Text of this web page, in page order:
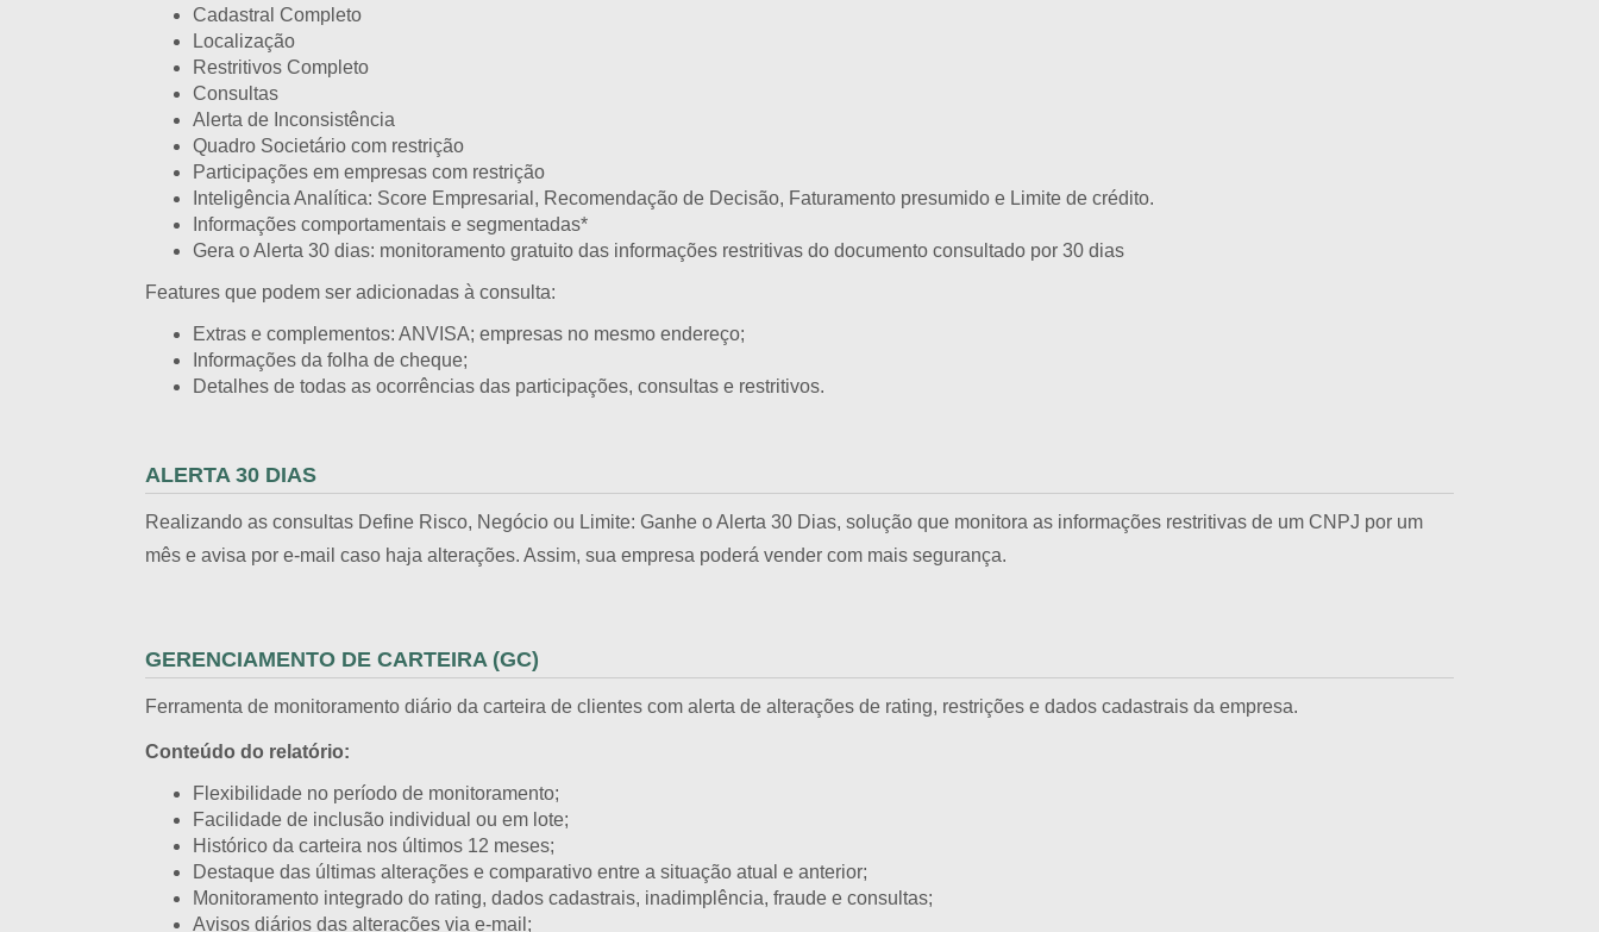
Cadastral Completo
Localização
Restritivos Completo
Consultas
Alerta de Inconsistência
Quadro Societário com restrição
Participações em empresas com restrição
Inteligência Analítica: Score Empresarial, Recomendação de Decisão, Faturamento presumido e Limite de crédito.
Informações comportamentais e segmentadas*
Gera o Alerta 30 dias: monitoramento gratuito das informações restritivas do documento consultado por 30 dias
Features que podem ser adicionadas à consulta:
Extras e complementos: ANVISA; empresas no mesmo endereço;
Informações da folha de cheque;
Detalhes de todas as ocorrências das participações, consultas e restritivos.
ALERTA 30 DIAS
Realizando as consultas Define Risco, Negócio ou Limite: Ganhe o Alerta 30 Dias, solução que monitora as informações restritivas de um CNPJ por um
mês e avisa por e-mail caso haja alterações. Assim, sua empresa poderá vender com mais segurança.
GERENCIAMENTO DE CARTEIRA (GC)
Ferramenta de monitoramento diário da carteira de clientes com alerta de alterações de rating, restrições e dados cadastrais da empresa.
Conteúdo do relatório:
Flexibilidade no período de monitoramento;
Facilidade de inclusão individual ou em lote;
Histórico da carteira nos últimos 12 meses;
Destaque das últimas alterações e comparativo entre a situação atual e anterior;
Monitoramento integrado do rating, dados cadastrais, inadimplência, fraude e consultas;
Avisos diários das alterações via e-mail;